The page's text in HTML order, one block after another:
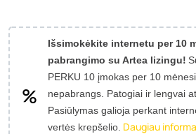
Išsimokėkite internetu per 10
pabrangimo su Artea lizingu!
PERKU 10 įmokas per 10
nepabrangs. Patogiai ir lengvai
Pasiūlymas galioja perkant
vertės krepšelio. Daugiau